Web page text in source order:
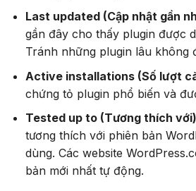
Last updated (Cập nhật gần
gần đây cho thấy plugin được
Tránh những plugin lâu không
Active installations (Số lượt
chứng tỏ plugin phổ biến và
Tested up to (Tương thích
tương thích với phiên bản
dùng. Các website
bản mới nhất tự động.